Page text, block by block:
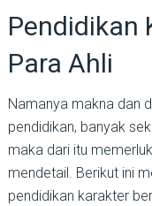
Pendidikan
Para Ahli
Namanya makna dan
pendidikan, banyak
maka dari itu
mendetail. Berikut ini
pendidikan karakter